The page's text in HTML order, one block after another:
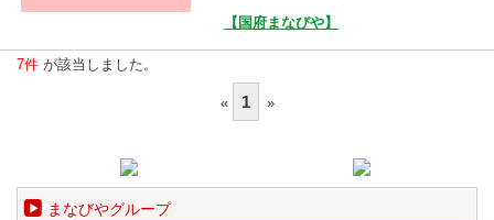
【国府まなびや】
7件 が該当しました。
« 1 »
まなびやグループ